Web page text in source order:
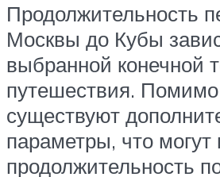
Продолжительность
Москвы до Кубы
выбранной конечной
путешествия. Помимо
существуют
параметры, что могут
продолжительность